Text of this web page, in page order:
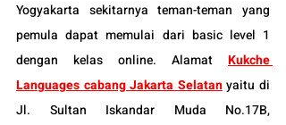
Yogyakarta sekitarnya teman-teman yang
pemula dapat memulai dari basic level 1
dengan kelas online. Alamat Kukche
Languages cabang Jakarta Selatan yaitu di
Jl. Sultan Iskandar Muda No.17B,